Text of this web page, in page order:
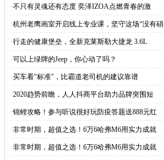
·不只有灵魂还有态度 奕泽IZOA点燃青春的激
·杭州老鹰画室开启线上专业课，坚守这场“没有硝
·行走的健康堡垒，全新克莱斯勒大捷龙 3.6L
·可以上绿牌的Jeep，你心动了吗？
·买车看"标准"，比霸道老司机的建议靠谱
·2020趋势前瞻，人人抖商平台助力品牌突围短
·锦鲤攻略！参与听说很好玩防疫答题送888元红
·非常时期，超值之选！6万6哈弗M6用实力成就
·非常时期，超值之选！6万6哈弗M6用实力成就